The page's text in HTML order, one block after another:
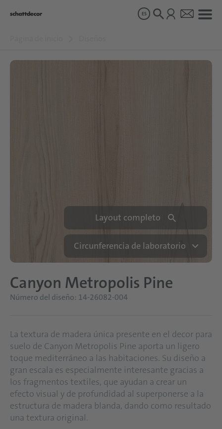
ES
Layout completo
Circunferencia de laboratorio
Canyon Metropolis Pine
Número del diseño: 14-26082-004
La textura de madera única presente en el decor para
suelo de Canyon Metropolis Pine aporta un ligero
toque mediterráneo a las habitaciones. Su diseño a
gran escala es especialmente interesante gracias a
los fragmentos textiles, que ayudan a crear un
efecto visual y de profundidad al superponerse a la
estructura de madera blanda, dando como resultado
una textura original.